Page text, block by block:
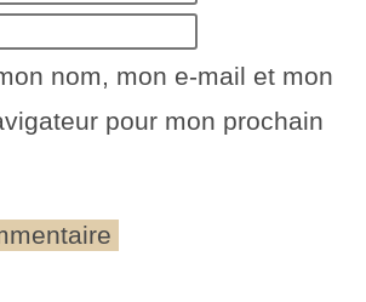
nom, mon e-mail et mon
pour mon prochain